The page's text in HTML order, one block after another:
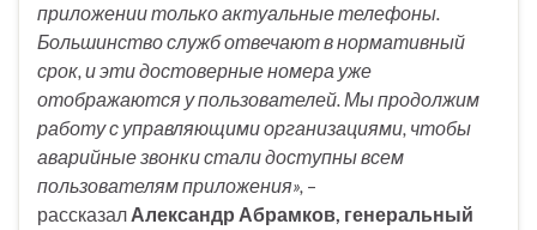
приложении только актуальные телефоны.
Большинство служб отвечают в нормативный
срок, и эти достоверные номера уже
отображаются у пользователей. Мы продолжим
работу с управляющими организациями, чтобы
аварийные звонки стали доступны всем
пользователям приложения», –
рассказал Александр Абрамков, генеральный